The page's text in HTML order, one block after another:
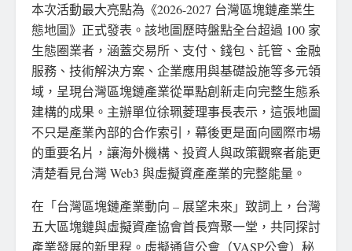
本次活動最大亮點為《2026-2027 台灣區塊鏈產業生
態地圖》正式發表。該地圖歷時盤點全台超過 100 家
生態圈業者，涵蓋交易所、支付、錢包、託管、金融
服務、技術解決方案、企業應用與基礎設施等多元領
域，呈現台灣區塊鏈產業從單點創新走向完整生態系
建構的成果。主辦單位徐珮菱理事長表示，這張地圖
不只是產業內部的合作索引，幕後更是面向國際市場
的重要名片，讓海外機構、投資人與政策觀察者能更
清楚看見台灣 Web3 與虛擬資產產業的完整能量。
在「台灣區塊鏈產業動向 – 展望未來」致詞上，台灣
五大區塊鏈與虛擬資產協會首長齊聚一堂，共同探討
產業發展的新里程。虛擬通貨公會（VASP公會）秘